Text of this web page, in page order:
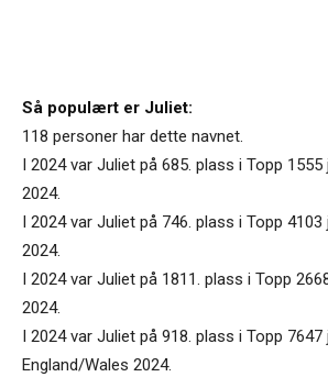
Så populært er Juliet:
118 personer har dette navnet.
I 2024 var Juliet på 685. plass i Topp 1555
2024.
I 2024 var Juliet på 746. plass i Topp 4103
2024.
I 2024 var Juliet på 1811. plass i Topp
2024.
I 2024 var Juliet på 918. plass i Topp 7647
England/Wales 2024.